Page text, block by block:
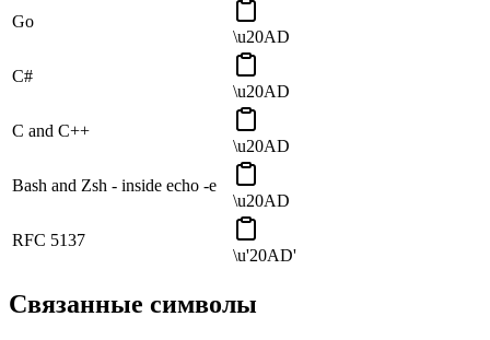
Go
\u20AD
C#
\u20AD
C and C++
\u20AD
Bash and Zsh - inside echo -e
\u20AD
RFC 5137
\u'20AD'
Связанные символы